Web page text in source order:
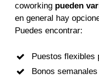
coworking pueden
en general hay
Puedes encontrar:
Puestos flexibles
Bonos